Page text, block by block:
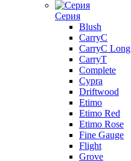
Серия
Blush
CarryC
CarryC Long
CarryT
Complete
Cypra
Driftwood
Etimo
Etimo Red
Etimo Rose
Fine Gauge
Flight
Grove